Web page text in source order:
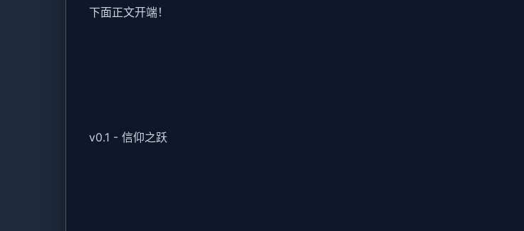
下面正文开端！
v0.1 - 信仰之跃